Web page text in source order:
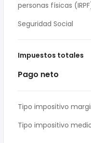
personas físicas
Seguridad Social
Impuestos totales
Pago neto
Tipo impositivo
Tipo impositivo